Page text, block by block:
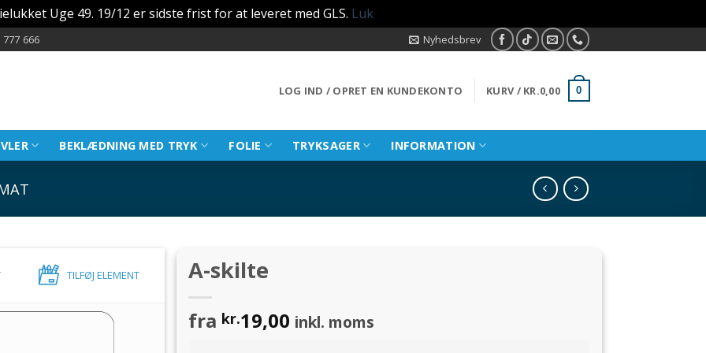
Uge 49. 19/12 er sidste frist for at leveret med GLS. Luk
777 666 Nyhedsbrev
LOG IND / OPRET EN KUNDEKONTO KURV / KR.0,00 0
BEKLÆDNING MED TRYK FOLIE TRYKSAGER INFORMATION
TILFØJ ELEMENT A-skilte
fra kr.19,00 inkl. moms